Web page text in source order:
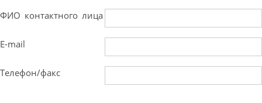
ФИО контактного лица
E-mail
Телефон/факс